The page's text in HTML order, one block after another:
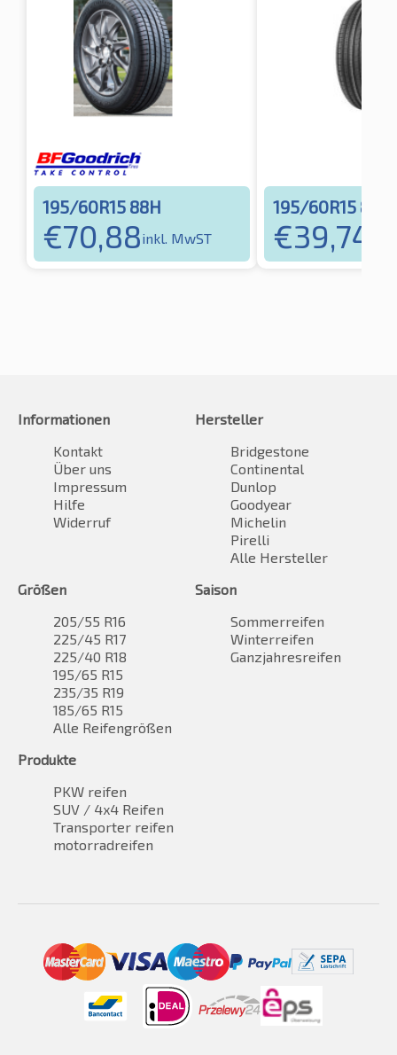
195/60R15 88H
€70,88inkl. MwST
195/60R15 88V
€39,74
Informationen
Kontakt
Über uns
Impressum
Hilfe
Widerruf
Hersteller
Bridgestone
Continental
Dunlop
Goodyear
Michelin
Pirelli
Alle Hersteller
Größen
205/55 R16
225/45 R17
225/40 R18
195/65 R15
235/35 R19
185/65 R15
Alle Reifengrößen
Saison
Sommerreifen
Winterreifen
Ganzjahresreifen
Produkte
PKW reifen
SUV / 4x4 Reifen
Transporter reifen
motorradreifen